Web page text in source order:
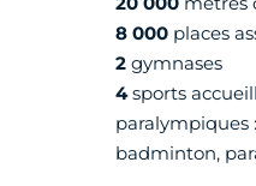
8 000places
2 gymnases
4sports
badminton,